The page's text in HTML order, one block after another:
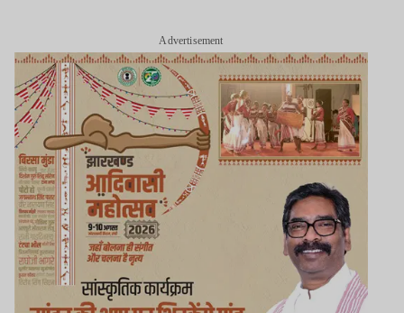
Advertisement